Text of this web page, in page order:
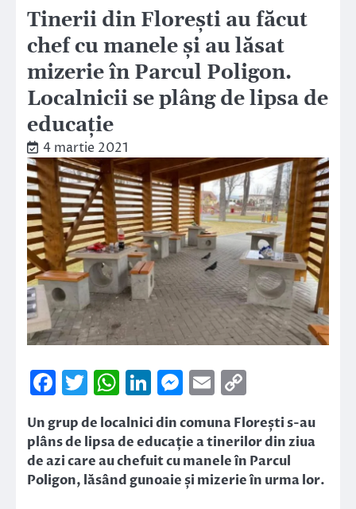
Tinerii din Florești au făcut
chef cu manele și au lăsat
mizerie în Parcul Poligon.
Localnicii se plâng de lipsa de
educație
4 martie 2021
Facebook
Twitter
WhatsApp
LinkedIn
Messenger
Email
Link
Un grup de localnici din comuna Florești s-au
plâns de lipsa de educație a tinerilor din ziua
de azi care au chefuit cu manele în Parcul
Poligon, lăsând gunoaie și mizerie în urma lor.